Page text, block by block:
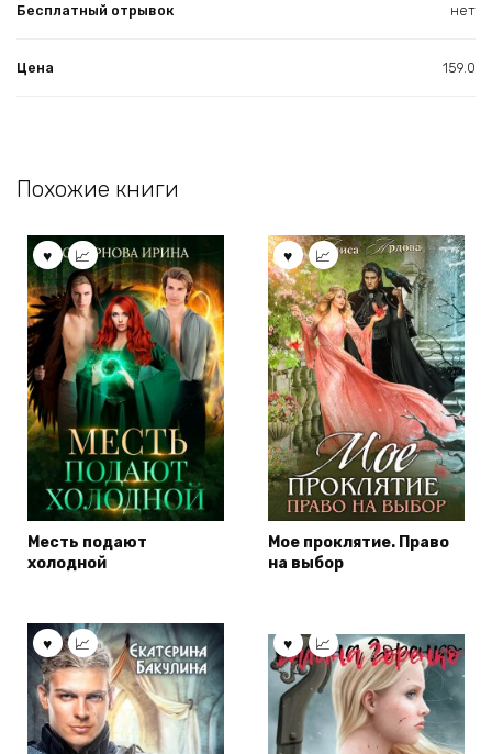
Бесплатный отрывок нет
Цена 159.0
Похожие книги
Месть подают
холодной
Мое проклятие. Право
на выбор